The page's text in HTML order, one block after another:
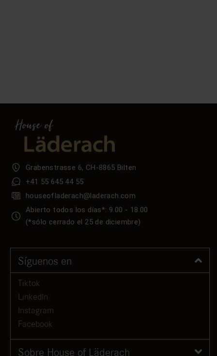
Grabenstrasse 6, CH-8865 Bilten
+41 55 645 44 55
houseofladerach@laderach.com
Abierto todos los días*: 9.00 - 18.00
(*sólo cerrado el 25 de diciembre)
Síguenos en
Tiktok
LinkedIn
Instagram
Facebook
Sobre House of Läderach